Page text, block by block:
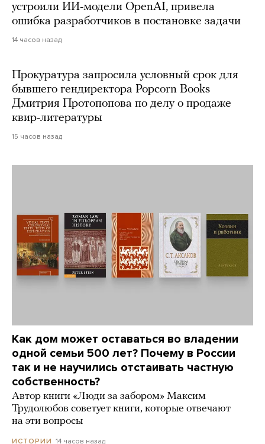
устроили ИИ-модели OpenAI, привела
ошибка разработчиков в постановке задачи
14 часов назад
Прокуратура запросила условный срок для
бывшего гендиректора Popcorn Books
Дмитрия Протопопова по делу о продаже
квир-литературы
15 часов назад
Как дом может оставаться во владении
одной семьи 500 лет? Почему в России
так и не научились отстаивать частную
собственность?
Автор книги «Люди за забором» Максим
Трудолюбов советует книги, которые отвечают
на эти вопросы
ИСТОРИИ 14 часов назад